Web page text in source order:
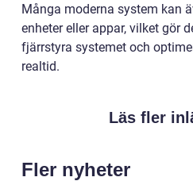
Många moderna system kan
enheter eller appar, vilket gör
fjärrstyra systemet och
realtid.
Läs fler
Fler nyheter